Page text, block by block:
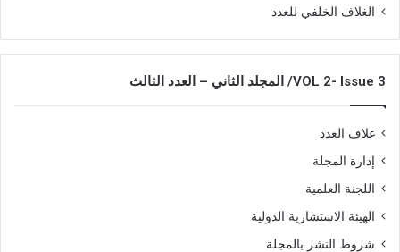
الغلاف الخلفي للعدد
VOL 2- Issue 3/ المجلد الثاني – العدد الثالث
غلاف العدد
إدارة المجلة
اللجنة العلمية
الهيئة الاستشارية الدولية
شروط النشر بالمجلة